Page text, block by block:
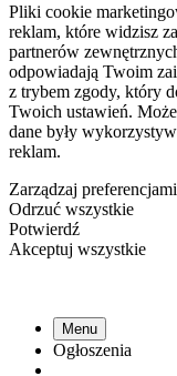
Pliki cookie
reklam, które widzisz
partnerów
odpowiadają Twoim
z trybem zgody, który
Twoich ustawień.
dane były
reklam.
Zarządzaj preferencjami
Odrzuć wszystkie
Potwierdź
Akceptuj wszystkie
Menu
Ogłoszenia